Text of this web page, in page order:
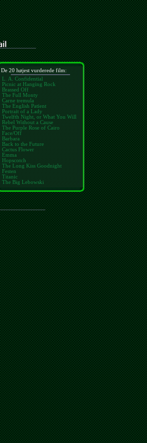
De 20 højest vurderede film:
L. A. Confidential
Picnic at Hanging Rock
Brassed Off
The Full Monty
Carne tremula
The English Patient
Portrait of a Lady
Twelfth Night, or What You Will
Rebel Without a Cause
The Purple Rose of Cairo
Face/Off
Barbara
Back to the Future
Cactus Flower
Emma
Hopscotch
The Long Kiss Goodnight
Festen
Titanic
The Big Lebowski